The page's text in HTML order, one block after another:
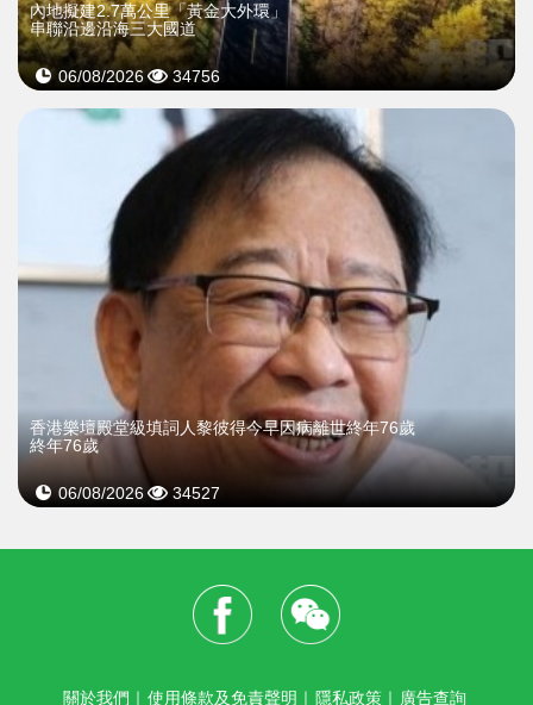
內地擬建2.7萬公里「黃金大外環」
串聯沿邊沿海三大國道
06/08/2026 34756
​香港樂壇殿堂級填詞人黎彼得今早因病離世終年76歲
終年76歲
06/08/2026 34527
關於我們 ｜ 使用條款及免責聲明 ｜ 隱私政策 ｜ 廣告查詢